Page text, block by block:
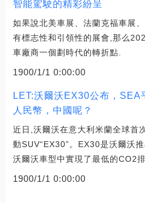
智能駕駛的精彩紛呈
如果說北美車展、法蘭克福車展
有標志性和引領性的展會,那么
車廠商一個劃時代的轉折點.
1900/1/1 0:00:00
LET:沃爾沃EX30公布，SEA
人民幣，中國呢？
近日,沃爾沃在意大利米蘭全球首
動SUV“EX30”。EX30是沃爾沃
沃爾沃車型中實現了最低的CO2
1900/1/1 0:00:00